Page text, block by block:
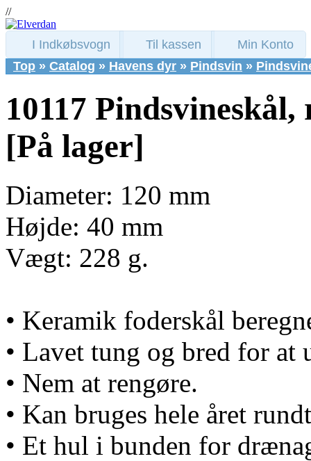
//
I Indkøbsvogn Til kassen
Min Konto
Top » Catalog » Havens dyr » Pindsvin »
10117 Pindsvineskål,
[På lager]
Diameter: 120 mm
Højde: 40 mm
Vægt: 228 g.
• Keramik foderskål
• Lavet tung og bred for at
• Nem at rengøre.
• Kan bruges hele året
• Et hul i bunden for